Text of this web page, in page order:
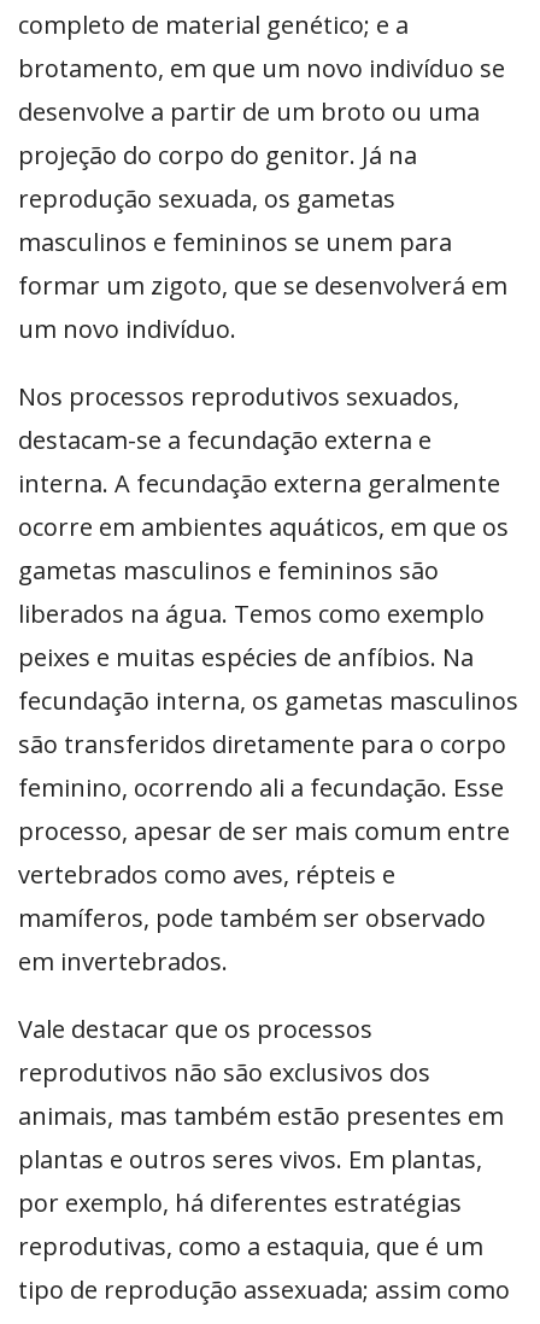
completo de material genético; e a
brotamento, em que um novo indivíduo se
desenvolve a partir de um broto ou uma
projeção do corpo do genitor. Já na
reprodução sexuada, os gametas
masculinos e femininos se unem para
formar um zigoto, que se desenvolverá em
um novo indivíduo.
Nos processos reprodutivos sexuados,
destacam-se a fecundação externa e
interna. A fecundação externa geralmente
ocorre em ambientes aquáticos, em que os
gametas masculinos e femininos são
liberados na água. Temos como exemplo
peixes e muitas espécies de anfíbios. Na
fecundação interna, os gametas masculinos
são transferidos diretamente para o corpo
feminino, ocorrendo ali a fecundação. Esse
processo, apesar de ser mais comum entre
vertebrados como aves, répteis e
mamíferos, pode também ser observado
em invertebrados.
Vale destacar que os processos
reprodutivos não são exclusivos dos
animais, mas também estão presentes em
plantas e outros seres vivos. Em plantas,
por exemplo, há diferentes estratégias
reprodutivas, como a estaquia, que é um
tipo de reprodução assexuada; assim como